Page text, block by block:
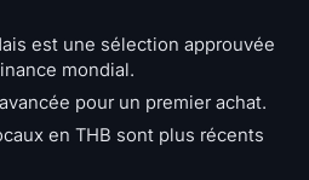
est une sélection approuvée
mondial.
pour un premier achat.
en THB sont plus récents